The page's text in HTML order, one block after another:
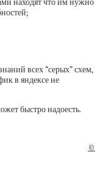
всех “серых” схем,
в яндексе не
быстро надоесть.
©